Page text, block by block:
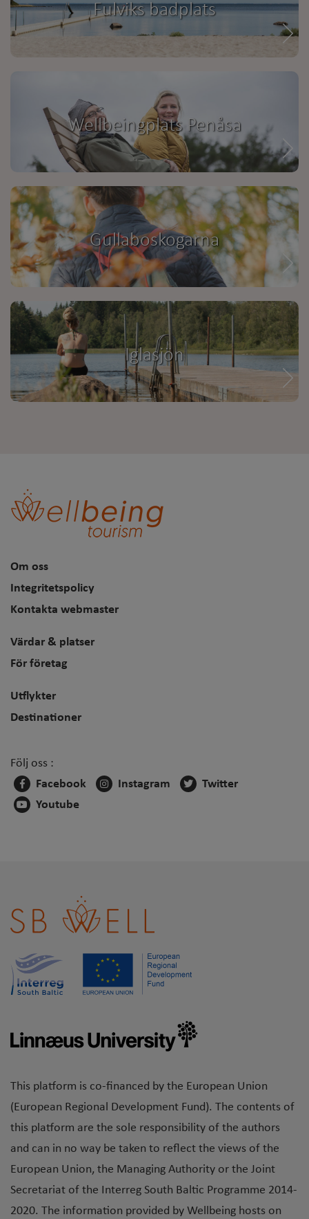
Fulviks badplats
Wellbeingplats Penåsa
Gullaboskogarna
Iglasjön
Om oss
Integritetspolicy
Kontakta webmaster
Värdar & platser
För företag
Utflykter
Destinationer
Följ oss :
Facebook
Instagram
Twitter
Youtube
This platform is co-financed by the European Union
(European Regional Development Fund). The contents of
this platform are the sole responsibility of the authors
and can in no way be taken to reflect the views of the
European Union, the Managing Authority or the Joint
Secretariat of the Interreg South Baltic Programme 2014-
2020. The information provided by Wellbeing hosts on